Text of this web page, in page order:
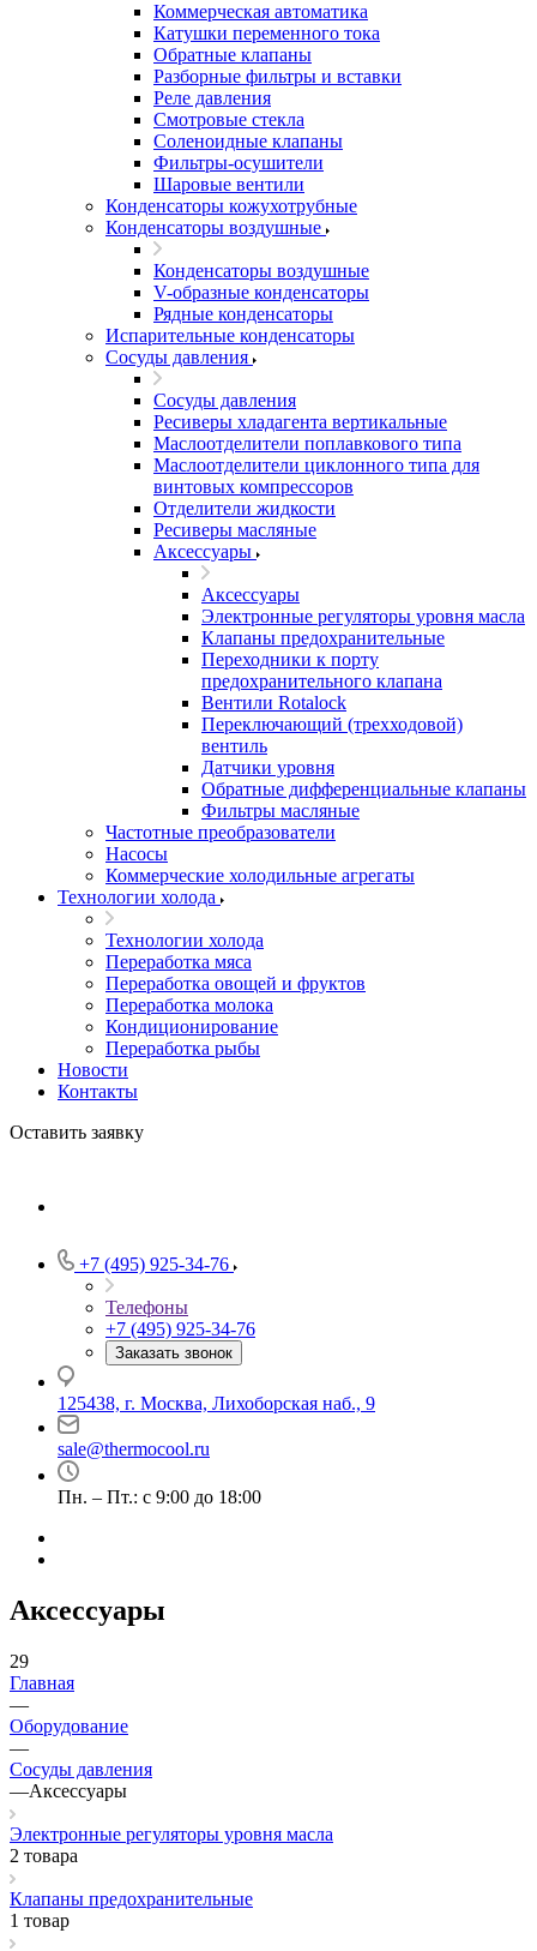
Коммерческая автоматика
Катушки переменного тока
Обратные клапаны
Разборные фильтры и вставки
Реле давления
Смотровые стекла
Соленоидные клапаны
Фильтры-осушители
Шаровые вентили
Конденсаторы кожухотрубные
Конденсаторы воздушные
Конденсаторы воздушные
V-образные конденсаторы
Рядные конденсаторы
Испарительные конденсаторы
Сосуды давления
Сосуды давления
Ресиверы хладагента вертикальные
Маслоотделители поплавкового типа
Маслоотделители циклонного типа для
винтовых компрессоров
Отделители жидкости
Ресиверы масляные
Аксессуары
Аксессуары
Электронные регуляторы уровня масла
Клапаны предохранительные
Переходники к порту
предохранительного клапана
Вентили Rotalock
Переключающий (трехходовой)
вентиль
Датчики уровня
Обратные дифференциальные клапаны
Фильтры масляные
Частотные преобразователи
Насосы
Коммерческие холодильные агрегаты
Технологии холода
Технологии холода
Переработка мяса
Переработка овощей и фруктов
Переработка молока
Кондиционирование
Переработка рыбы
Новости
Контакты
Оставить заявку
+7 (495) 925-34-76
Телефоны
+7 (495) 925-34-76
Заказать звонок
125438, г. Москва, Лихоборская наб., 9
sale@thermocool.ru
Пн. – Пт.: с 9:00 до 18:00
Аксессуары
29
Главная
—
Оборудование
—
Сосуды давления
—Аксессуары
Электронные регуляторы уровня масла
2 товара
Клапаны предохранительные
1 товар